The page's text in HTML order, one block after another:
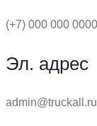
(+7) 000 000 0000
Эл. адрес
admin@truckall.ru